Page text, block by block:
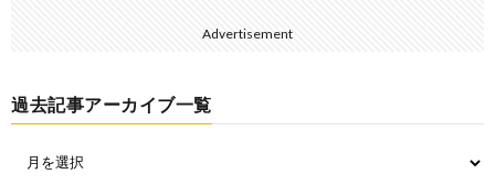
Advertisement
過去記事アーカイブ一覧